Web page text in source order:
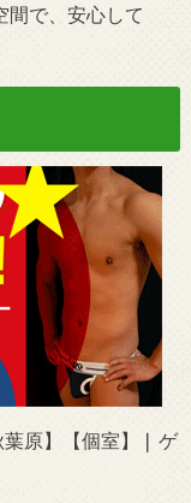
間で、安心して
葉原】【個室】❘ ゲ